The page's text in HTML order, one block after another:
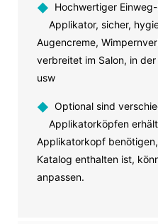
◆ Hochwertiger
Applikator, sicher,
Augencreme,
verbreitet im Salon, in
usw
◆ Optional sind
Applikatorköpfen
Applikatorkopf
Katalog enthalten ist,
anpassen.